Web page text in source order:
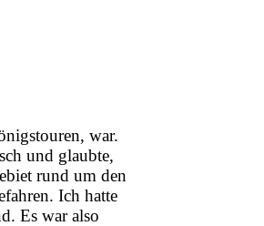
war.
und glaubte,
rund um den
Ich hatte
Es war also